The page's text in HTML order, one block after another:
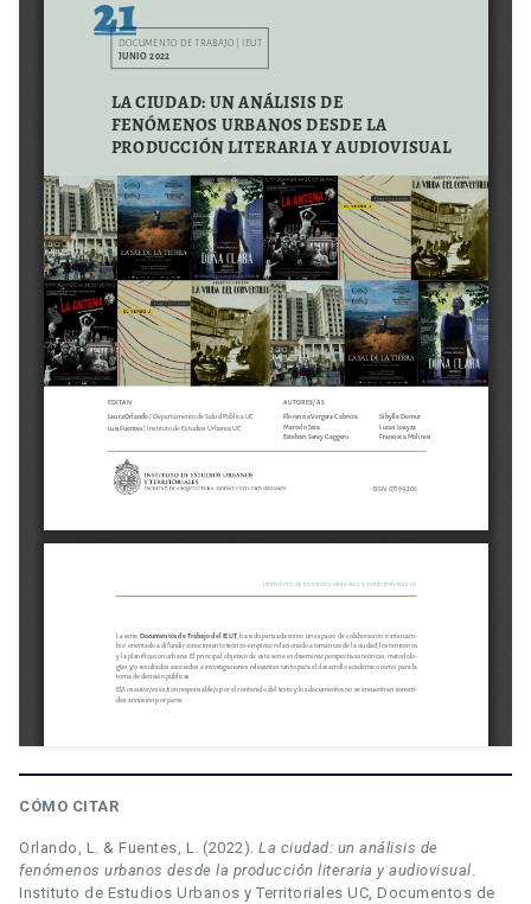
CÓMO CITAR
Orlando, L. & Fuentes, L. (2022). La ciudad: un análisis de
fenómenos urbanos desde la producción literaria y audiovisual.
Instituto de Estudios Urbanos y Territoriales UC, Documentos de